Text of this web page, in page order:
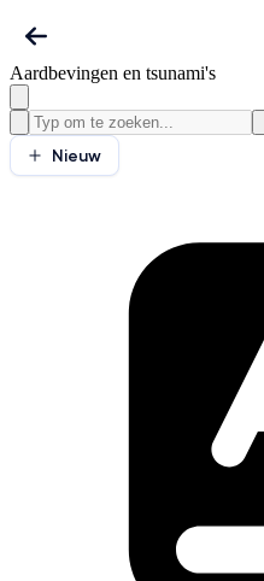
Aardbevingen en tsunami's
Nieuw